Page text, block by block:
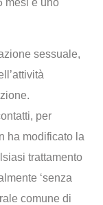
mesi e uno
sessuale,
per
ha modificato la
trattamento
‘senza
comune di